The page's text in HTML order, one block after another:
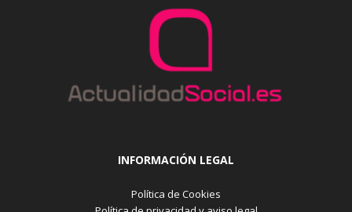
INFORMACIÓN LEGAL
Política de Cookies